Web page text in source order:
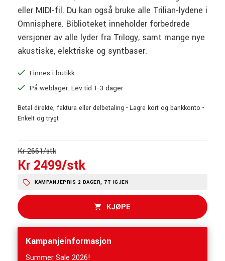
eller MIDI-fil. Du kan også bruke alle Trilian-lydene i
Omnisphere. Biblioteket inneholder forbedrede
versjoner av alle lyder fra Trilogy, samt mange nye
akustiske, elektriske og syntbaser.
Finnes i butikk
På weblager. Lev.tid 1-3 dager
Betal direkte, faktura eller delbetaling - Lagre kort og bankkonto -
Enkelt og trygt
Kr 2661/stk
Kr 2499/stk
KAMPANJEPRIS 2 DAGER, 7T IGJEN
KJØPE
Kampanjeinformasjon
Summer Sale 2026!